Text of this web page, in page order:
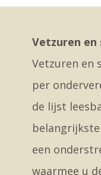
Vetzuren en
Vetzuren en
per
de lijst
een
waarmee u